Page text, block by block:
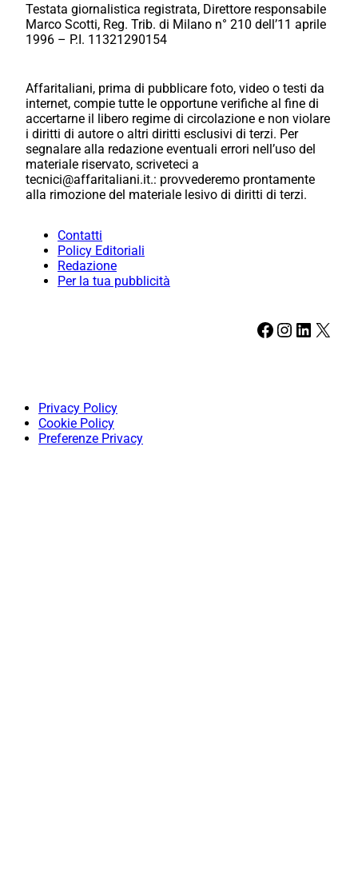
Testata giornalistica registrata, Direttore responsabile
Marco Scotti, Reg. Trib. di Milano n° 210 dell’11 aprile
1996 – P.I. 11321290154
Affaritaliani, prima di pubblicare foto, video o testi da
internet, compie tutte le opportune verifiche al fine di
accertarne il libero regime di circolazione e non violare
i diritti di autore o altri diritti esclusivi di terzi. Per
segnalare alla redazione eventuali errori nell’uso del
materiale riservato, scriveteci a
tecnici@affaritaliani.it.: provvederemo prontamente
alla rimozione del materiale lesivo di diritti di terzi.
Contatti
Policy Editoriali
Redazione
Per la tua pubblicità
Facebook Instagram LinkedIn X
Privacy Policy
Cookie Policy
Preferenze Privacy